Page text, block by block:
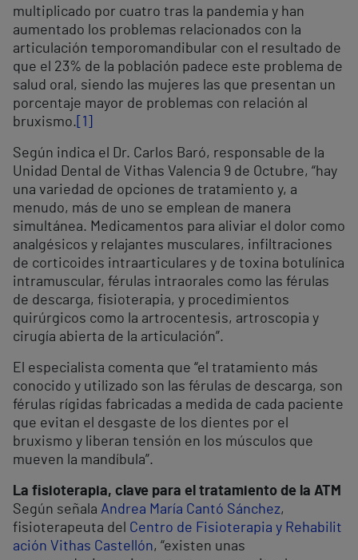
multiplicado por cuatro tras la pandemia y han
aumentado los problemas relacionados con la
articulación temporomandibular con el resultado de
que el 23% de la población padece este problema de
salud oral, siendo las mujeres las que presentan un
porcentaje mayor de problemas con relación al
bruxismo. [1]
Según indica el Dr. Carlos Baró, responsable de la
Unidad Dental de Vithas Valencia 9 de Octubre, “hay
una variedad de opciones de tratamiento y, a
menudo, más de uno se emplean de manera
simultánea. Medicamentos para aliviar el dolor como
analgésicos y relajantes musculares, infiltraciones
de corticoides intraarticulares y de toxina botulínica
intramuscular, férulas intraorales como las férulas
de descarga, fisioterapia, y procedimientos
quirúrgicos como la artrocentesis, artroscopia y
cirugía abierta de la articulación”.
El especialista comenta que “el tratamiento más
conocido y utilizado son las férulas de descarga, son
férulas rígidas fabricadas a medida de cada paciente
que evitan el desgaste de los dientes por el
bruxismo y liberan tensión en los músculos que
mueven la mandíbula”.
La fisioterapia, clave para el tratamiento de la ATM
Según señala Andrea María Cantó Sánchez,
fisioterapeuta del Centro de Fisioterapia y Rehabilit
ación Vithas Castellón, “existen unas